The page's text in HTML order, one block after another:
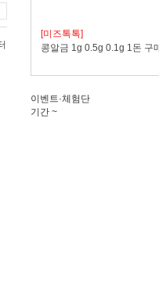
[미즈톡톡]
콩알금 1g 0.5g 0.1g 1돈 구
이벤트·체험단
기간 ~